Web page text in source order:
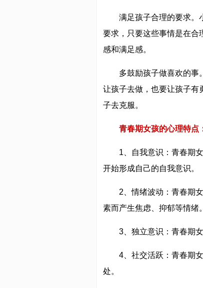
满足孩子合理的要求。
要求，只要这些事情是在合
感和满足感。
多鼓励孩子做喜欢的事
让孩子去做，也要让孩子有
子去克服。
青春期女孩的心理特点
1、自我意识：青春期
开始形成自己的自我意识。
2、情绪波动：青春期
素而产生焦虑、抑郁等情绪。
3、独立意识：青春期
4、社交活跃：青春期
处。